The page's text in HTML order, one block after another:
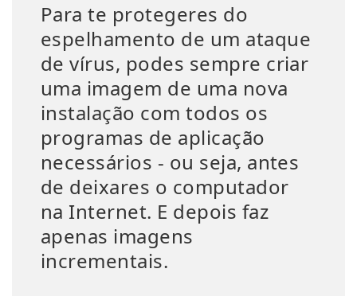
Para te protegeres do
espelhamento de um ataque
de vírus, podes sempre criar
uma imagem de uma nova
instalação com todos os
programas de aplicação
necessários - ou seja, antes
de deixares o computador
na Internet. E depois faz
apenas imagens
incrementais.